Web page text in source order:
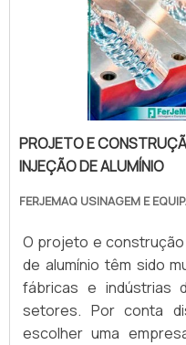
suas demandas cada .
PROJETO E
INJEÇÃO DE ALUMÍNIO
FERJEMAQ USINAGEM E
O projeto e
de alumínio têm sido
fábricas e indústrias
setores. Por conta
escolher uma